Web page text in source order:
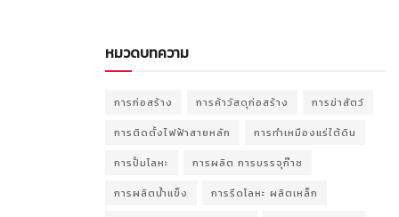
หมวดบทความ
การก่อสร้าง การค้าวัสดุก่อสร้าง การฆ่าสัตว์
การติดตั้งไฟฟ้าสายหลัก การทำเหมืองแร่ใต้ดิน
การปั้มโลหะ การผลิต การบรรจุก๊าซ
การผลิตน้ำแข็ง การรีดโลหะ ผลิตเหล็ก